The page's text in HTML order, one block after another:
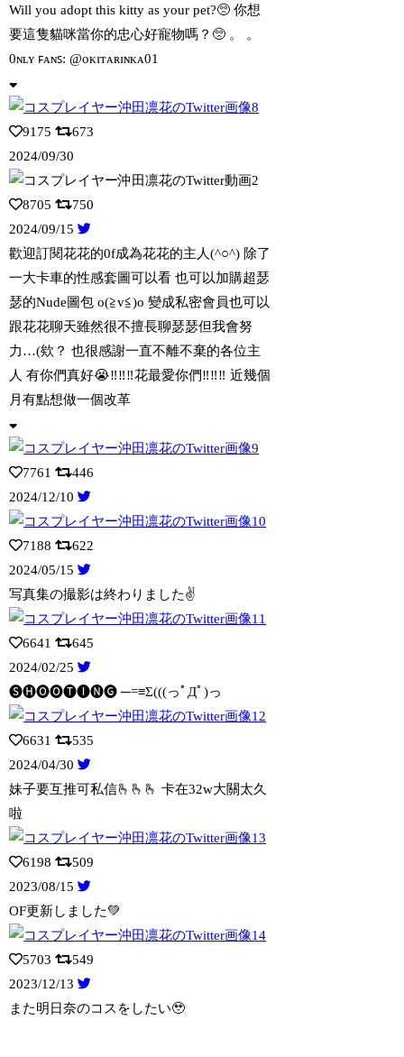
Will you adopt this kitty as your pet?🥺你想
要這隻貓咪當你的忠心好寵物嗎？🥺 。 。
0ɴʟʏ ꜰᴀɴꜱ: @ᴏᴋɪᴛᴀʀɪɴᴋᴀ01
9175
673
2024/09/30
8705
750
2024/09/15
歡迎訂閱花花的0f成為花花的主人(^○^) 除了
一大卡車的性感套圖可以看 也可以加購超瑟
瑟的Nude圖包 o(≧v≦)o 變成私密會員也可以
跟花花聊天雖然很不擅長聊瑟瑟但我會努
力…(欸？ 也很感謝一直不離不棄的各位主
人 有你們真好😭‼️‼️‼️花最愛你們‼️‼️‼️ 近幾個
月有點想做一個改革
7761
446
2024/12/10
7188
622
2024/05/15
写真集の撮影は終わりました✌️
6641
645
2024/02/25
🅢🅗🅞🅞🅣🅘🅝🅖 ─=≡Σ(((っﾟДﾟ)っ
6631
535
2024/04/30
妹子要互推可私信🫰🫰🫰 卡在32w大關太久
啦
6198
509
2023/08/15
OF更新しました💚
5703
549
2023/12/13
また明日奈のコスをしたい🥹